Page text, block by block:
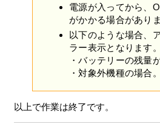
に送信され、処理、保管され
はお客さまの居住国外でVAIO
ための業務を委託する第三者
れらの国においては、データ
関する法律の保護がお客さま
く、本情報に関するお客さま
洩を防ぐための適切な技術的
べく合理的な努力をいたしま
る措置や体制により、不正ア
電源が入ってから、
がかかる場合がありま
以下のような場合、
ラー表示となります。
・バッテリーの残量
・対象外機種の場合。
以上で作業は終了です。